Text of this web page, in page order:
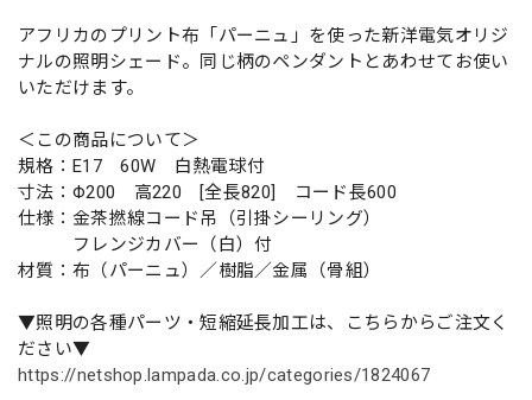
アフリカのプリント布「パーニュ」を使った新洋電気オリジ
ナルの照明シェード。同じ柄のペンダントとあわせてお使い
いただけます。
＜この商品について＞
規格：E17 60W 白熱電球付
寸法：Φ200 高220 [全長820] コード長600
仕様：金茶撚線コード吊（引掛シーリング）
フレンジカバー（白）付
材質：布（パーニュ）／樹脂／金属（骨組）
▼照明の各種パーツ・短縮延長加工は、こちらからご注文く
ださい▼
https://netshop.lampada.co.jp/categories/1824067